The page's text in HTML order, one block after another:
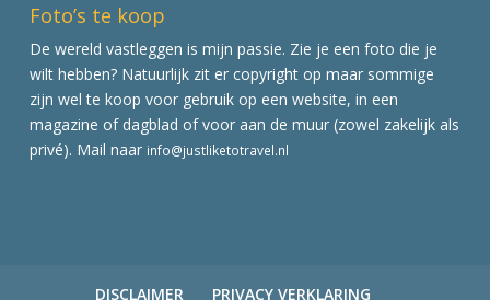
Foto’s te koop
De wereld vastleggen is mijn passie. Zie je een foto die je
wilt hebben? Natuurlijk zit er copyright op maar sommige
zijn wel te koop voor gebruik op een website, in een
magazine of dagblad of voor aan de muur (zowel zakelijk als
privé). Mail naar info@justliketotravel.nl
DISCLAIMER PRIVACY VERKLARING